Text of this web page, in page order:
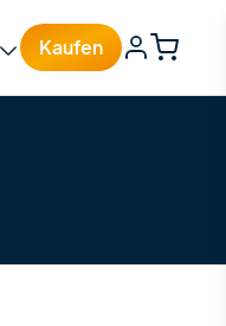
language
Kaufen